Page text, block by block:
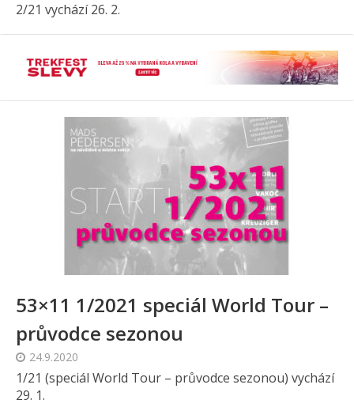
2/21 vychází 26. 2.
53×11 1/2021 speciál World Tour –
průvodce sezonou
24.9.2020
1/21 (speciál World Tour – průvodce sezonou) vychází
29. 1.